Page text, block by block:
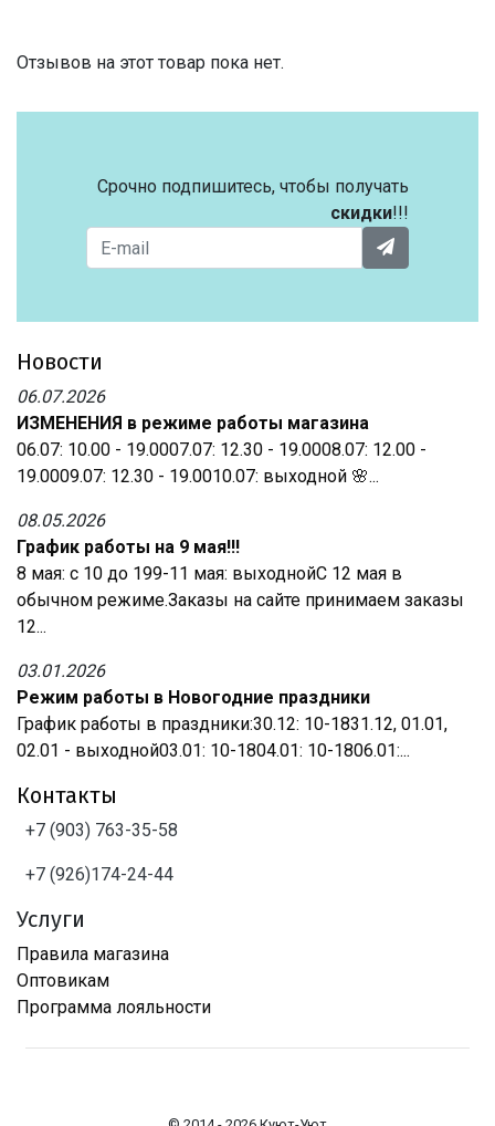
Отзывов на этот товар пока нет.
Срочно подпишитесь, чтобы получать
скидки!!!
Новости
06.07.2026
ИЗМЕНЕНИЯ в режиме работы магазина
06.07: 10.00 - 19.0007.07: 12.30 - 19.0008.07: 12.00 -
19.0009.07: 12.30 - 19.0010.07: выходной 🌸...
08.05.2026
График работы на 9 мая!!!
8 мая: с 10 до 199-11 мая: выходнойС 12 мая в
обычном режиме.Заказы на сайте принимаем заказы
12...
03.01.2026
Режим работы в Новогодние праздники
График работы в праздники:30.12: 10-1831.12, 01.01,
02.01 - выходной03.01: 10-1804.01: 10-1806.01:...
Контакты
+7 (903) 763-35-58
+7 (926)174-24-44
Услуги
Правила магазина
Оптовикам
Программа лояльности